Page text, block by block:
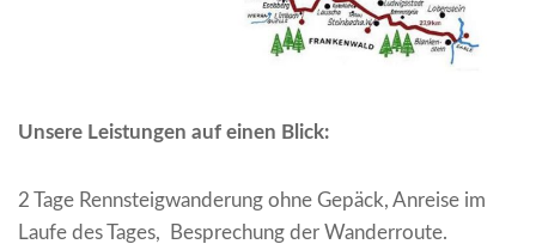
Unsere Leistungen auf einen Blick:
2 Tage Rennsteigwanderung ohne Gepäck, Anreise im
Laufe des Tages,
Besprechung der Wanderroute.